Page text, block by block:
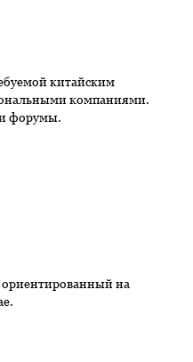
китайским
компаниями.
форумы.
ориентированный на